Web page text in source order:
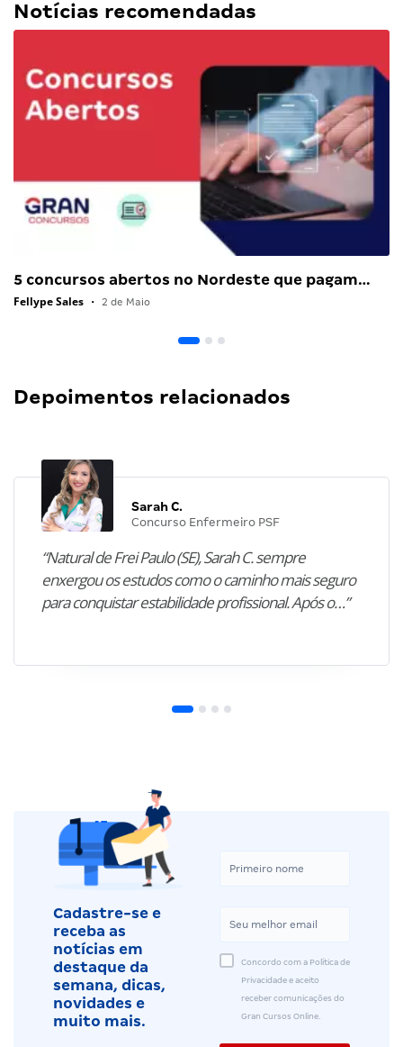
Notícias recomendadas
5 concursos abertos no Nordeste que pagam…
Fellype Sales • 2 de Maio
Depoimentos relacionados
Sarah C.
Concurso Enfermeiro PSF
“Natural de Frei Paulo (SE), Sarah C. sempre
enxergou os estudos como o caminho mais seguro
para conquistar estabilidade profissional. Após o…”
Cadastre-se e
receba as
notícias em
destaque da
semana, dicas,
novidades e
muito mais.
Concordo com a Política de
Privacidade e aceito
receber comunicações do
Gran Cursos Online.